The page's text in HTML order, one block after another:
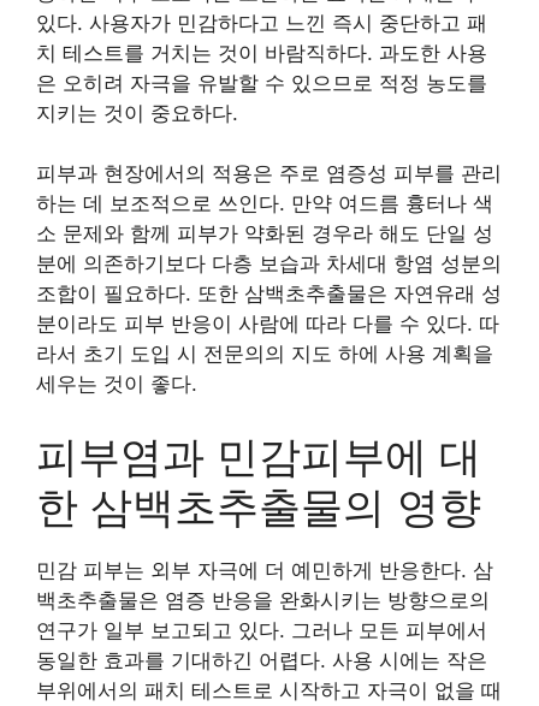
있다. 사용자가 민감하다고 느낀 즉시 중단하고 패
치 테스트를 거치는 것이 바람직하다. 과도한 사용
은 오히려 자극을 유발할 수 있으므로 적정 농도를
지키는 것이 중요하다.
피부과 현장에서의 적용은 주로 염증성 피부를 관리
하는 데 보조적으로 쓰인다. 만약 여드름 흉터나 색
소 문제와 함께 피부가 약화된 경우라 해도 단일 성
분에 의존하기보다 다층 보습과 차세대 항염 성분의
조합이 필요하다. 또한 삼백초추출물은 자연유래 성
분이라도 피부 반응이 사람에 따라 다를 수 있다. 따
라서 초기 도입 시 전문의의 지도 하에 사용 계획을
세우는 것이 좋다.
피부염과 민감피부에 대
한 삼백초추출물의 영향
민감 피부는 외부 자극에 더 예민하게 반응한다. 삼
백초추출물은 염증 반응을 완화시키는 방향으로의
연구가 일부 보고되고 있다. 그러나 모든 피부에서
동일한 효과를 기대하긴 어렵다. 사용 시에는 작은
부위에서의 패치 테스트로 시작하고 자극이 없을 때